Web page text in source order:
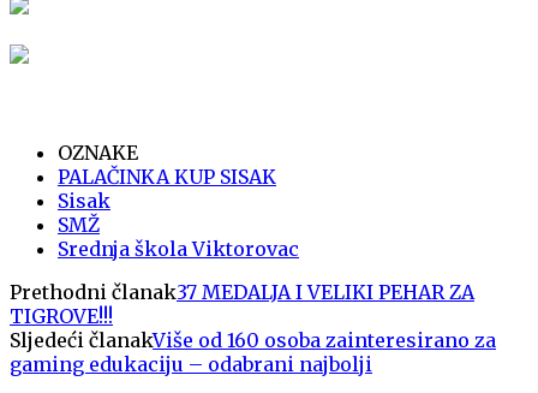
OZNAKE
PALAČINKA KUP SISAK
Sisak
SMŽ
Srednja škola Viktorovac
Prethodni članak37 MEDALJA I VELIKI PEHAR ZA
TIGROVE!!!
Sljedeći članakViše od 160 osoba zainteresirano za
gaming edukaciju – odabrani najbolji